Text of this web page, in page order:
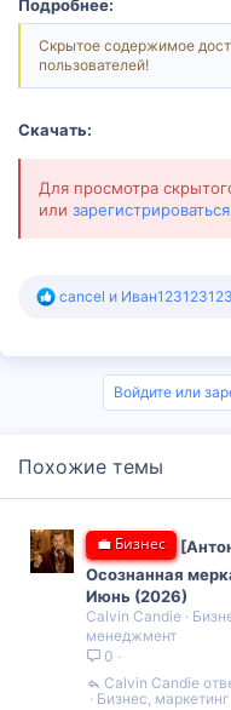
Подробнее:
Скрытое содержимое
пользователей!
Скачать:
Для просмотра
или зарегистрироваться
Р
к
cancel и
Войдите или
Похожие темы
💼 Бизнес
Осознанная
Июнь (2026)
Calvin Candie
менеджмент
0
Бизнес,
Calvin Candie